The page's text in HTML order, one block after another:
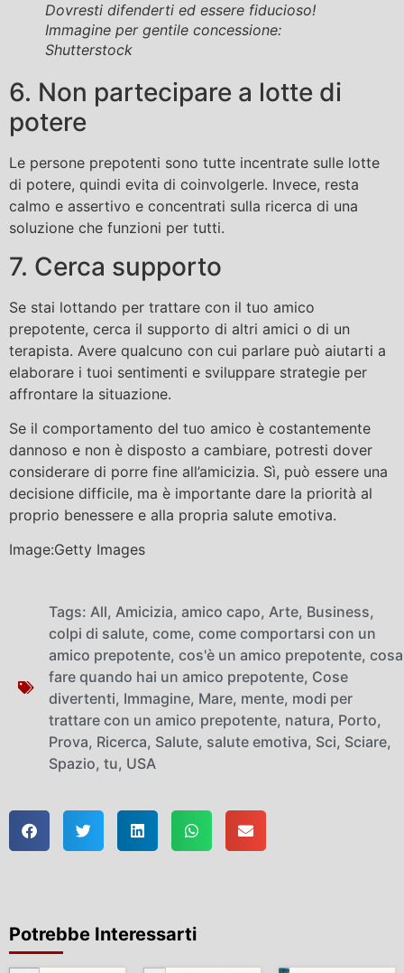
Dovresti difenderti ed essere fiducioso!
Immagine per gentile concessione:
Shutterstock
6. Non partecipare a lotte di
potere
Le persone prepotenti sono tutte incentrate sulle lotte
di potere, quindi evita di coinvolgerle. Invece, resta
calmo e assertivo e concentrati sulla ricerca di una
soluzione che funzioni per tutti.
7. Cerca supporto
Se stai lottando per trattare con il tuo amico
prepotente, cerca il supporto di altri amici o di un
terapista. Avere qualcuno con cui parlare può aiutarti a
elaborare i tuoi sentimenti e sviluppare strategie per
affrontare la situazione.
Se il comportamento del tuo amico è costantemente
dannoso e non è disposto a cambiare, potresti dover
considerare di porre fine all’amicizia. Sì, può essere una
decisione difficile, ma è importante dare la priorità al
proprio benessere e alla propria salute emotiva.
Image:Getty Images
Tags: All, Amicizia, amico capo, Arte, Business,
colpi di salute, come, come comportarsi con un
amico prepotente, cos'è un amico prepotente, cosa
fare quando hai un amico prepotente, Cose
divertenti, Immagine, Mare, mente, modi per
trattare con un amico prepotente, natura, Porto,
Prova, Ricerca, Salute, salute emotiva, Sci, Sciare,
Spazio, tu, USA
Potrebbe Interessarti